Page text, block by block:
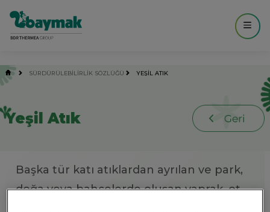
SÜRDÜRÜLEBİLİRLİK SÖZLÜĞÜ YEŞIL ATIK
Yeşil Atık
Başka tür katı atıklardan ayrılan ve park,
doğa veya bahçelerde oluşan yaprak, ot